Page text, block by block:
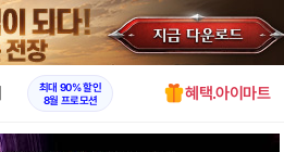
X
최대 90% 할인
8월 프로모션
혜택.아이마트